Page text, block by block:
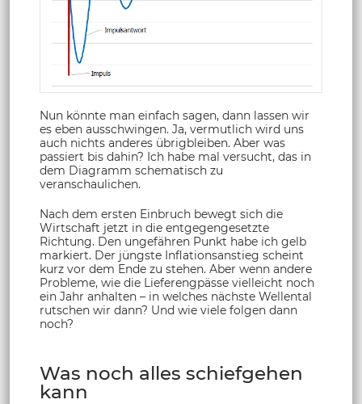
Nun könnte man einfach sagen, dann lassen wir
es eben ausschwingen. Ja, vermutlich wird uns
auch nichts anderes übrigbleiben. Aber was
passiert bis dahin? Ich habe mal versucht, das in
dem Diagramm schematisch zu
veranschaulichen.
Nach dem ersten Einbruch bewegt sich die
Wirtschaft jetzt in die entgegengesetzte
Richtung. Den ungefähren Punkt habe ich gelb
markiert. Der jüngste Inflationsanstieg scheint
kurz vor dem Ende zu stehen. Aber wenn andere
Probleme, wie die Lieferengpässe vielleicht noch
ein Jahr anhalten – in welches nächste Wellental
rutschen wir dann? Und wie viele folgen dann
noch?
Was noch alles schiefgehen
kann